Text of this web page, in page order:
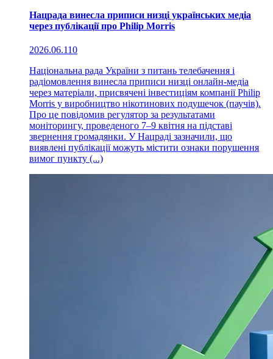
Нацрада винесла приписи низці українських медіа
через публікації про Philip Morris
2026.06.110
Національна рада України з питань телебачення і
радіомовлення винесла приписи низці онлайн-медіа
через матеріали, присвячені інвестиціям компанії Philip
Morris у виробництво нікотинових подушечок (паучів).
Про це повідомив регулятор за результатами
моніторингу, проведеного 7–9 квітня на підставі
звернення громадянки. У Нацраді зазначили, що
виявлені публікації можуть містити ознаки порушення
вимог пункту (...)